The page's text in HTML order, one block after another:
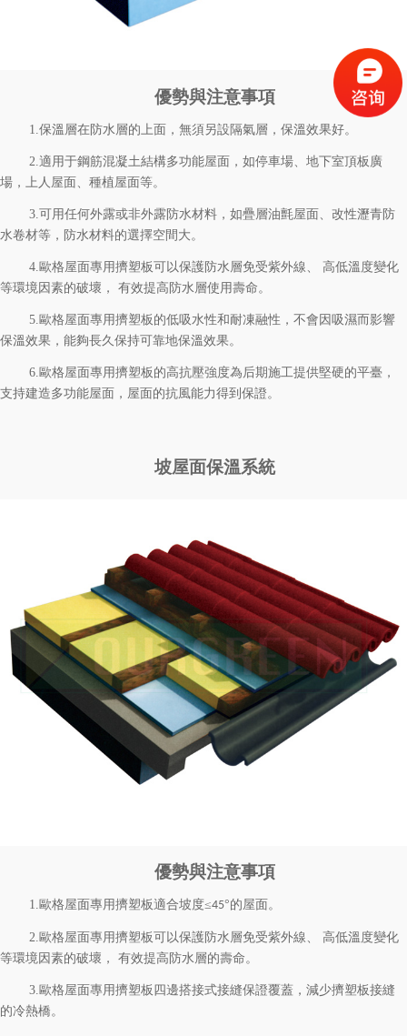
優勢與注意事項
1.保溫層在防水層的上面，無須另設隔氣層，保溫效果好。
2.適用于鋼筋混凝土結構多功能屋面，如停車場、地下室頂板廣
場，上人屋面、種植屋面等。
3.可用任何外露或非外露防水材料，如疊層油氈屋面、改性瀝青防
水卷材等，防水材料的選擇空間大。
4.歐格屋面專用擠塑板可以保護防水層免受紫外線、 高低溫度變化
等環境因素的破壞， 有效提高防水層使用壽命。
5.歐格屋面專用擠塑板的低吸水性和耐凍融性，不會因吸濕而影響
保溫效果，能夠長久保持可靠地保溫效果。
6.歐格屋面專用擠塑板的高抗壓強度為后期施工提供堅硬的平臺，
支持建造多功能屋面，屋面的抗風能力得到保證。
坡屋面保溫系統
優勢與注意事項
1. 歐格 屋面專用擠塑板適合坡度≤45°的屋面。
2. 歐格 屋面專用擠塑板可以保護防水層免受紫外線、 高低溫度變化
等環境因素的破壞， 有效提高防水層的壽命。
3. 歐格 屋面專用擠塑板四邊搭接式接縫保證覆蓋，減少擠塑板接縫
的冷熱橋。